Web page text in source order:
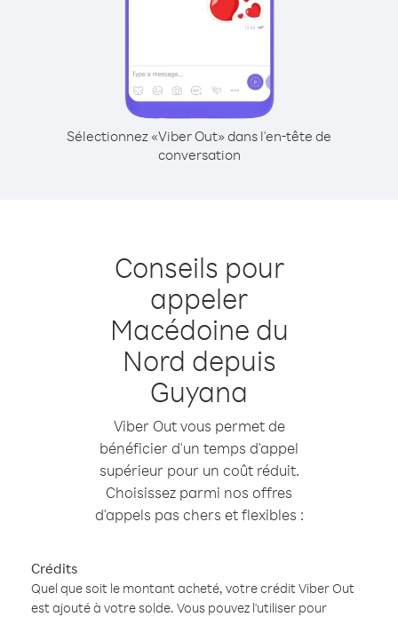
Sélectionnez «Viber Out» dans l'en-tête de
conversation
Conseils pour
appeler
Macédoine du
Nord depuis
Guyana
Viber Out vous permet de
bénéficier d'un temps d'appel
supérieur pour un coût réduit.
Choisissez parmi nos offres
d'appels pas chers et flexibles :
Crédits
Quel que soit le montant acheté, votre crédit Viber Out
est ajouté à votre solde. Vous pouvez l'utiliser pour